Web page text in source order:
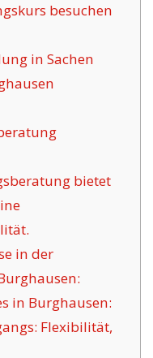
besuchen
in Sachen
bietet
in der
in Burghausen:
Flexibilität,